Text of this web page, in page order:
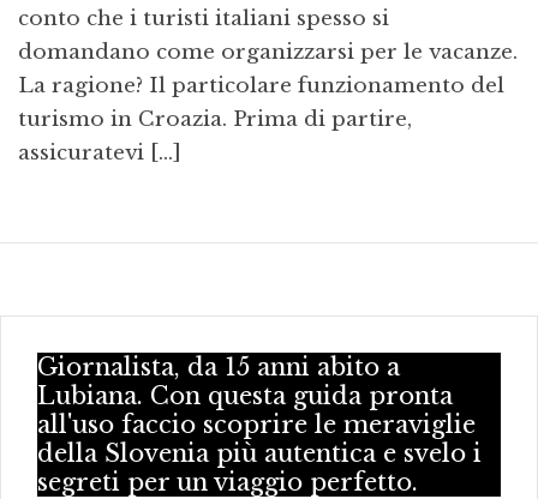
conto che i turisti italiani spesso si
domandano come organizzarsi per le vacanze.
La ragione? Il particolare funzionamento del
turismo in Croazia. Prima di partire,
assicuratevi […]
Giornalista, da 15 anni abito a
Lubiana. Con questa guida pronta
all'uso faccio scoprire le meraviglie
della Slovenia più autentica e svelo i
segreti per un viaggio perfetto.